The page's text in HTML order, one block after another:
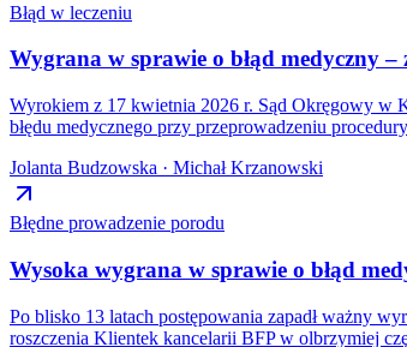
Błąd w leczeniu
Wygrana w sprawie o błąd medyczny
Wyrokiem z 17 kwietnia 2026 r. Sąd Okręgowy w
błędu medycznego przy przeprowadzeniu
Jolanta Budzowska · Michał Krzanowski
Błędne prowadzenie porodu
Wysoka wygrana w sprawie o błąd
Po blisko 13 latach postępowania zapadł ważny
roszczenia Klientek kancelarii BFP w olbrzymiej